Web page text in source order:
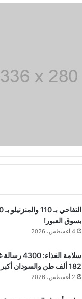
بسوق العبور!
4 أغسطس، 2026
سلامة
182 ألف طن والسودان أكبر الأسواق المستقبلة
2 أغسطس، 2026